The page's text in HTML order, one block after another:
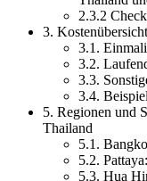
2.3.2
3.
3.1.
3.2.
3.3.
3.4.
5. Regionen und
Thailand
5.1.
5.2.
5.3. Hua